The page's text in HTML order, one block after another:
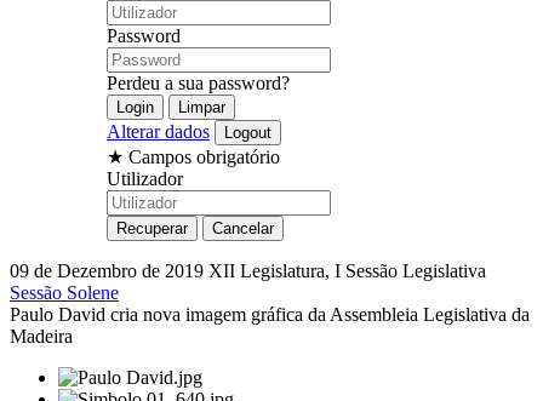
Password
Perdeu a sua password?
Alterar dados
★ Campos obrigatório
Utilizador
09 de Dezembro de 2019 XII Legislatura, I Sessão Legislativa
Sessão Solene
Paulo David cria nova imagem gráfica da Assembleia Legislativa da
Madeira